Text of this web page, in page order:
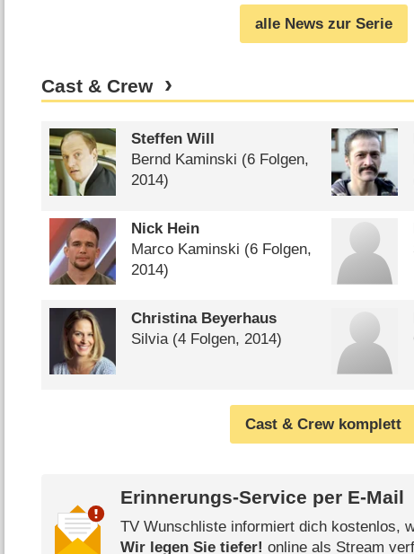
alle News zur Serie
Cast & Crew
Steffen Will
Bernd Kaminski (6 Folgen,
2014)
Nick Hein
Marco Kaminski (6 Folgen,
2014)
Christina Beyerhaus
Silvia(4 Folgen, 2014)
Cast & Crew komplett
Erinnerungs-Service per E-Mail
TV Wunschliste informiert dich kostenlos,
Wir legen Sie tiefer! online als Stream